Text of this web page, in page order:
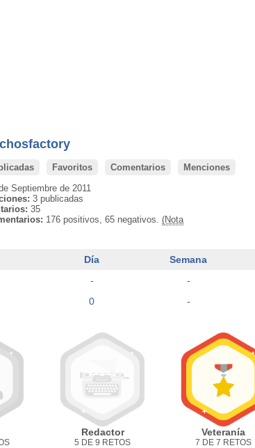
Favoritos Comentarios
Menciones
Septiembre de 2011
3 publicadas
35
176 positivos, 65 negativos. (Nota
Día Semana
- -
0 -
Redactor
5 DE 9 RETOS
Veteranía
7 DE 7 RETOS